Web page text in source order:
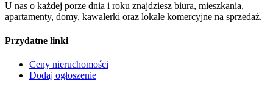
U nas o każdej porze dnia i roku znajdziesz biura, mieszkania,
apartamenty, domy, kawalerki oraz lokale komercyjne na sprzedaż.
Przydatne linki
Ceny nieruchomości
Dodaj ogłoszenie